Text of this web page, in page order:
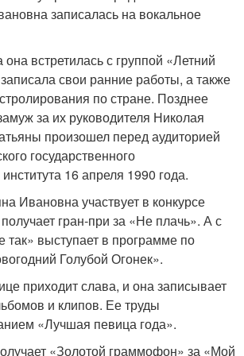
записалась на вокальное
встретилась с группой «Летний
свои ранние работы, а также
по стране. Позднее
за их руководителя Николая
произошел перед аудиторией
государственного
16 апреля 1990 года.
Ивановна участвует в конкурсе
гран-при за «Не плачь». А с
так» выступает в программе по
Голубой Огонек».
приходит слава, и она записывает
и клипов. Ее труды
«Лучшая певица года».
«Золотой граммофон» за «Мой